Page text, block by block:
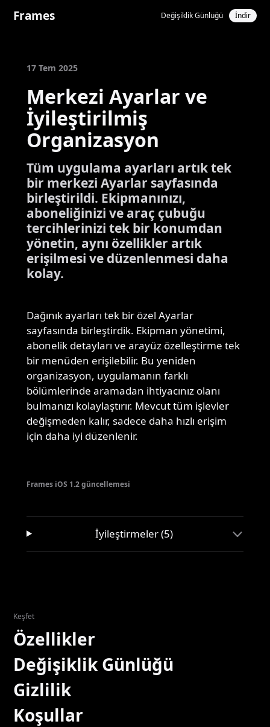
Frames Değişiklik Günlüğü İndir
17 Tem 2025
Merkezi Ayarlar ve
İyileştirilmiş
Organizasyon
Tüm uygulama ayarları artık tek
bir merkezi Ayarlar sayfasında
birleştirildi. Ekipmanınızı,
aboneliğinizi ve araç çubuğu
tercihlerinizi tek bir konumdan
yönetin, aynı özellikler artık
erişilmesi ve düzenlenmesi daha
kolay.
Dağınık ayarları tek bir özel Ayarlar
sayfasında birleştirdik. Ekipman yönetimi,
abonelik detayları ve arayüz özelleştirme tek
bir menüden erişilebilir. Bu yeniden
organizasyon, uygulamanın farklı
bölümlerinde aramadan ihtiyacınız olanı
bulmanızı kolaylaştırır. Mevcut tüm işlevler
değişmeden kalır, sadece daha hızlı erişim
için daha iyi düzenlenir.
Frames iOS 1.2 güncellemesi
İyileştirmeler (5)
Keşfet
Özellikler
Değişiklik Günlüğü
Gizlilik
Koşullar